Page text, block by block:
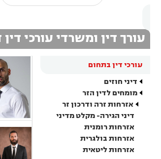
עורך דין ומשרדי עורכי
עורכי דין בתחום
דיני חוזים
מומחים לדין הזר
אזרחות זרה ודרכון זר
דיני הגירה- מקלט מדיני
אזרחות רומנית
אזרחות בולגרית
אזרחות ליטאית